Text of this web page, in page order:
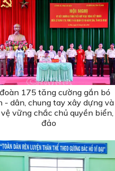
175 tăng cường gắn bó
- dân, chung tay xây dựng và
vững chắc chủ quyền biển,
đảo